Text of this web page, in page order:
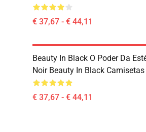
€ 37,67 - € 44,11
Beauty In Black O Poder Da
Noir Beauty In Black Camisetas
€ 37,67 - € 44,11